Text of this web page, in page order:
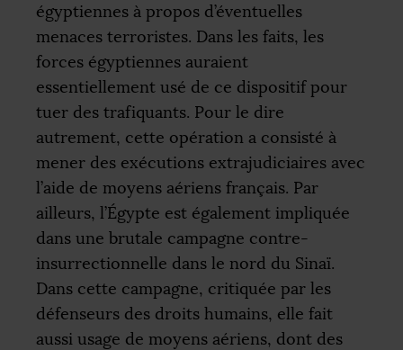
égyptiennes à propos d’éventuelles
menaces terroristes. Dans les faits, les
forces égyptiennes auraient
essentiellement usé de ce dispositif pour
tuer des trafiquants. Pour le dire
autrement, cette opération a consisté à
mener des exécutions extrajudiciaires avec
l’aide de moyens aériens français. Par
ailleurs, l’Égypte est également impliquée
dans une brutale campagne contre-
insurrectionnelle dans le nord du Sinaï.
Dans cette campagne, critiquée par les
défenseurs des droits humains, elle fait
aussi usage de moyens aériens, dont des